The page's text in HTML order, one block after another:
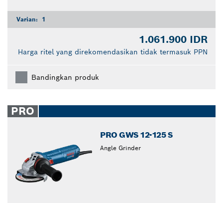
Varian: 1
1.061.900 IDR
Harga ritel yang direkomendasikan tidak termasuk PPN
Bandingkan produk
PRO
PRO GWS 12-125 S
Angle Grinder